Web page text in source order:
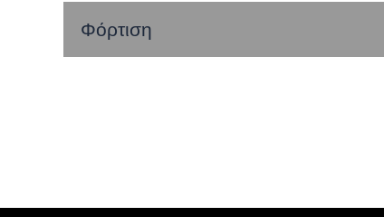
Φόρτιση